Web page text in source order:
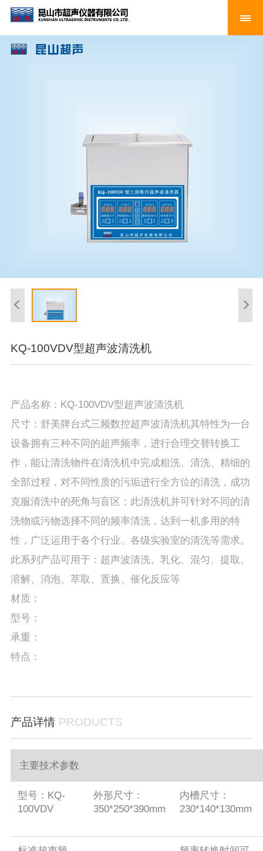
KQ-100VDV型超声波清洗机
产品名称：KQ-100VDV型超声波清洗机
尺寸：舒美牌台式三频数控超声波清洗机其特性为一台
设备拥有三种不同的超声频率，进行合理交替转换工
作，能让清洗物件在清洗机中完成粗洗、清洗、精细的
全部过程，对不同性质的污垢进行全方位的清洗，成功
克服清洗中的死角与盲区；此清洗机并可针对不同的清
洗物或污物选择不同的频率清洗，达到一机多用的特
性，广泛运用于各个行业、各级实验室的清洗等需求。
此系列产品可用于：超声波清洗、乳化、混匀、提取、
溶解、消泡、萃取、置换、催化反应等
材质：
型号：
承重：
特点：
产品详情 PRODUCTS
主要技术参数
型号：KQ-
100VDV
外形尺寸：
350*250*390mm
内槽尺寸：
230*140*130mm